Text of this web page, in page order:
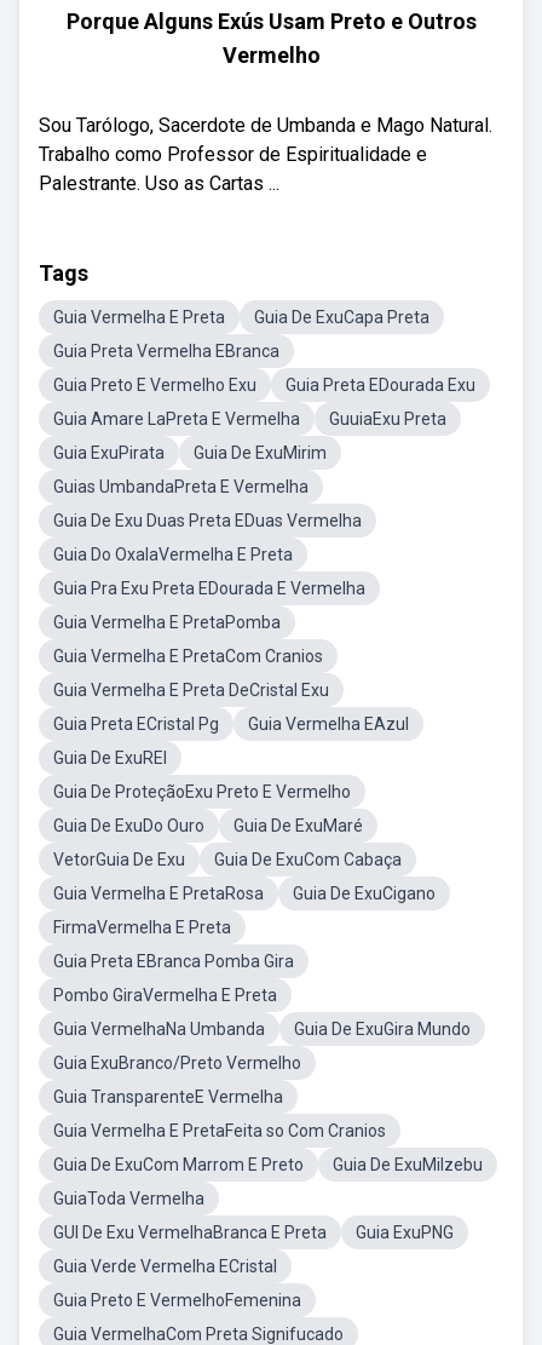
Porque Alguns Exús Usam Preto e Outros
Vermelho
Sou Tarólogo, Sacerdote de Umbanda e Mago Natural.
Trabalho como Professor de Espiritualidade e
Palestrante. Uso as Cartas ...
Tags
Guia Vermelha E Preta
Guia De ExuCapa Preta
Guia Preta Vermelha EBranca
Guia Preto E Vermelho Exu
Guia Preta EDourada Exu
Guia Amare LaPreta E Vermelha
GuuiaExu Preta
Guia ExuPirata
Guia De ExuMirim
Guias UmbandaPreta E Vermelha
Guia De Exu Duas Preta EDuas Vermelha
Guia Do OxalaVermelha E Preta
Guia Pra Exu Preta EDourada E Vermelha
Guia Vermelha E PretaPomba
Guia Vermelha E PretaCom Cranios
Guia Vermelha E Preta DeCristal Exu
Guia Preta ECristal Pg
Guia Vermelha EAzul
Guia De ExuREI
Guia De ProteçãoExu Preto E Vermelho
Guia De ExuDo Ouro
Guia De ExuMaré
VetorGuia De Exu
Guia De ExuCom Cabaça
Guia Vermelha E PretaRosa
Guia De ExuCigano
FirmaVermelha E Preta
Guia Preta EBranca Pomba Gira
Pombo GiraVermelha E Preta
Guia VermelhaNa Umbanda
Guia De ExuGira Mundo
Guia ExuBranco/Preto Vermelho
Guia TransparenteE Vermelha
Guia Vermelha E PretaFeita so Com Cranios
Guia De ExuCom Marrom E Preto
Guia De ExuMilzebu
GuiaToda Vermelha
GUI De Exu VermelhaBranca E Preta
Guia ExuPNG
Guia Verde Vermelha ECristal
Guia Preto E VermelhoFemenina
Guia VermelhaCom Preta Signifucado